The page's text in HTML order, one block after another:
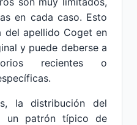
en cada caso. Esto
del apellido Coget en
y puede deberse a
recientes o
la distribución del
un patrón típico de